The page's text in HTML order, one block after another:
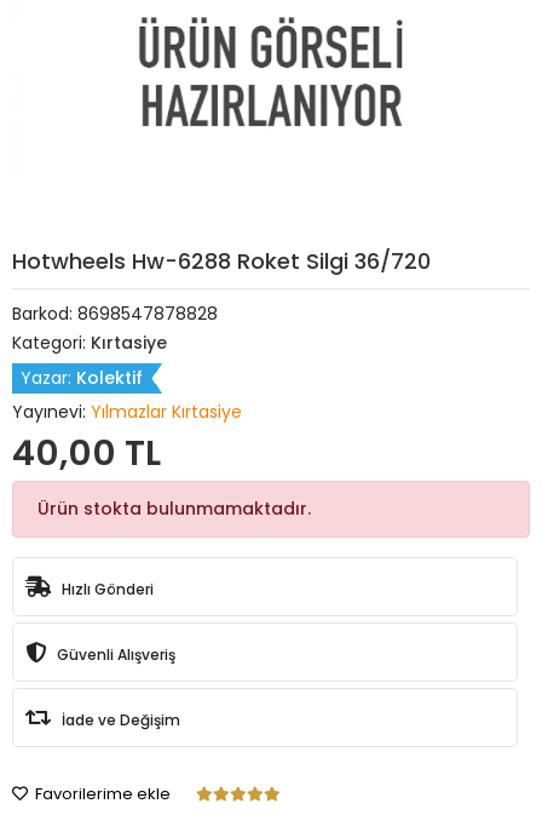
Hotwheels Hw-6288 Roket Silgi 36/720
Barkod: 8698547878828
Kategori: Kırtasiye
Yazar: Kolektif
Yayınevi: Yılmazlar Kırtasiye
40,00 TL
Ürün stokta bulunmamaktadır.
Hızlı Gönderi
Güvenli Alışveriş
İade ve Değişim
Favorilerime ekle